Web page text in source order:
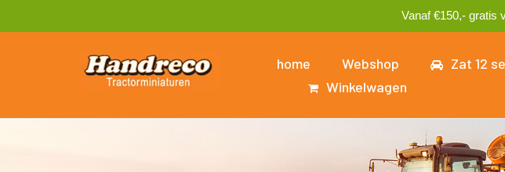
Vanaf €150,- gratis
home Webshop Zat 12
Winkelwagen